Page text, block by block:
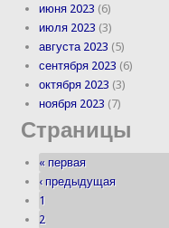
июня 2023 (6)
июля 2023 (3)
августа 2023 (5)
сентября 2023 (6)
октября 2023 (3)
ноября 2023 (7)
Страницы
« первая
‹ предыдущая
1
2